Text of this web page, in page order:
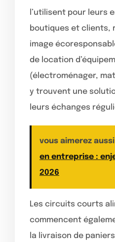
l’utilisent pour leurs
boutiques et clients,
image
de location
(électroménager,
y trouvent une
leurs échanges
vous aimerez aussi
en entreprise :
2026
Les circuits courts
commencent
la livraison de